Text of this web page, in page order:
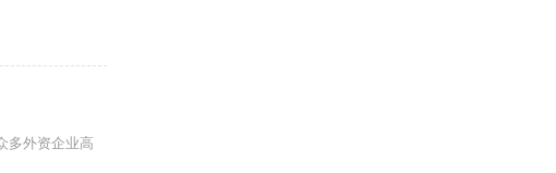
多外资企业高